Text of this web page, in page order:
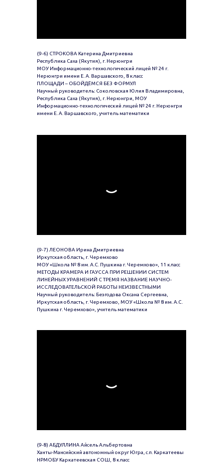
(9-6) СТРОКОВА Катерина Дмитриевна
Республика Саха (Якутия), г. Нерюнгри
МОУ Информационно-технологический лицей № 24 г.
Нерюнгри имени Е. А. Варшавского, 8 класс
ПЛОЩАДИ – ОБОЙДЁМСЯ БЕЗ ФОРМУЛ
Научный руководитель: Соколовская Юлия Владимировна,
Республика Саха (Якутия), г. Нерюнгри, МОУ
Информационно-технологический лицей № 24 г. Нерюнгри
имени Е. А. Варшавского, учитель математики
(9-7) ЛЕОНОВА Ирина Дмитриевна
Иркутская область, г. Черемхово
МОУ «Школа № 8 им. А.С. Пушкина г. Черемхово», 11 класс
МЕТОДЫ КРАМЕРА И ГАУССА ПРИ РЕШЕНИИ СИСТЕМ
ЛИНЕЙНЫХ УРАВНЕНИЙ С ТРЕМЯ НАЗВАНИЕ НАУЧНО-
ИССЛЕДОВАТЕЛЬСКОЙ РАБОТЫ НЕИЗВЕСТНЫМИ
Научный руководитель: Безгодова Оксана Сергеевна,
Иркутская область, г. Черемхово, МОУ «Школа № 8 им. А.С.
Пушкина г. Черемхово», учитель математики
(9-8) АБДУЛЛИНА Айсель Альбертовна
Ханты-Мансийский автономный округ Югра, с.п. Каркатеевы
НРМОБУ Каркатеевская СОШ, 8 класс